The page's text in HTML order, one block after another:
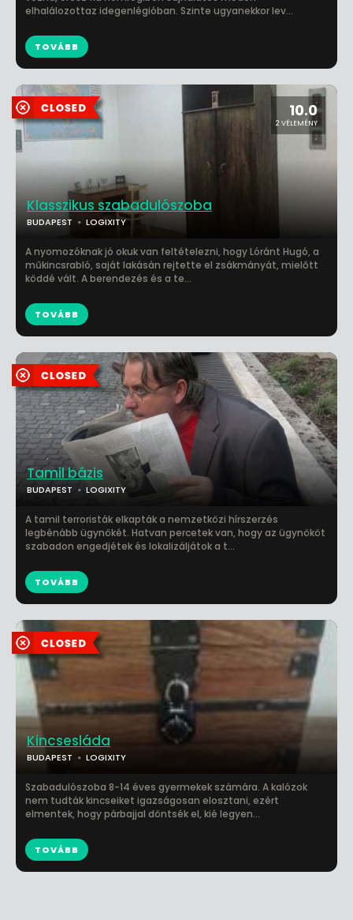
elhalálozottaz idegenlégióban. Szinte ugyanekkor lev...
TOVÁBB
10.0
2 VÉLEMÉNY
Klasszikus szabadulószoba
BUDAPEST LOGIXITY
A nyomozóknak jó okuk van feltételezni, hogy Lóránt Hugó, a
műkincsrabló, saját lakásán rejtette el zsákmányát, mielőtt
köddé vált. A berendezés és a te...
TOVÁBB
Tamil bázis
BUDAPEST LOGIXITY
A tamil terroristák elkapták a nemzetközi hírszerzés
legbénább ügynökét. Hatvan percetek van, hogy az ügynököt
szabadon engedjétek és lokalizáljátok a t...
TOVÁBB
Kincsesláda
BUDAPEST LOGIXITY
Szabadulószoba 8-14 éves gyermekek számára. A kalózok
nem tudták kincseiket igazságosan elosztani, ezért
elmentek, hogy párbajjal döntsék el, kié legyen...
TOVÁBB